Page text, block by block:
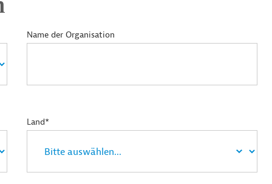
Name der Organisation
Land*